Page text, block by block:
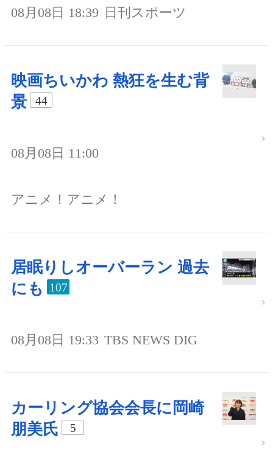
08月08日 18:39 日刊スポーツ
映画ちいかわ 熱狂を生む背
景
44
08月08日 11:00
アニメ！アニメ！
居眠りしオーバーラン 過去
にも
107
08月08日 19:33 TBS NEWS DIG
カーリング協会会長に岡崎
朋美氏
5